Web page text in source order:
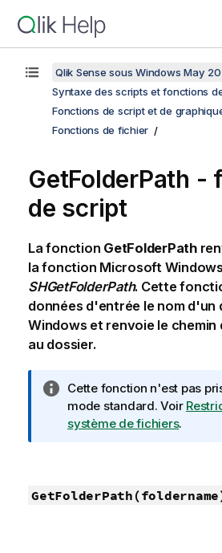
Qlik Sense sous Windows May
Syntaxe des scripts et fonctions
Fonctions de script et de
Fonctions de fichier
GetFolderPath -
de script
La fonction GetFolderPath
la fonction Microsoft Windows
SHGetFolderPath. Cette
données d'entrée le nom d'un
Windows et renvoie le
au dossier.
N
o
t
f
Cette fonction n'est pas
mode standard.Voir
système de fichiers.